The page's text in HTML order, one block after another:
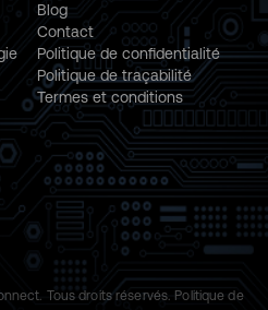
Blog
Contact
Politique de confidentialité
Politique de traçabilité
Termes et conditions
Tous droits réservés. Politique de